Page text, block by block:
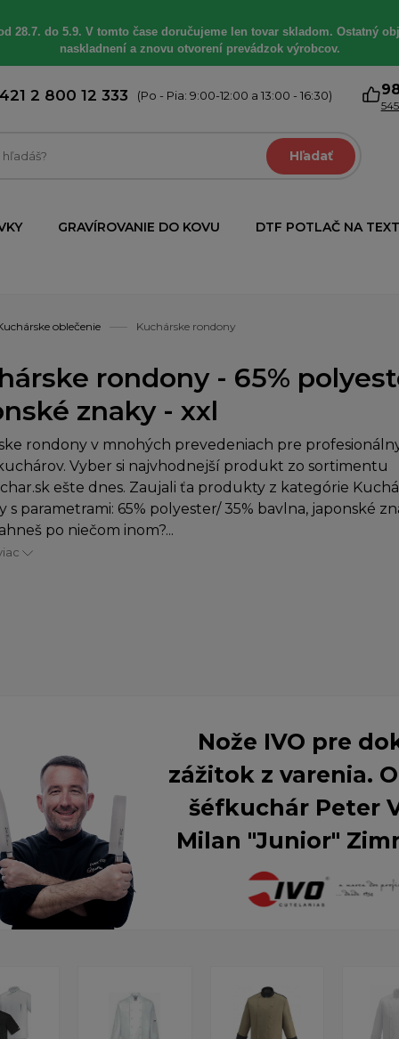
28.7. do 5.9. V tomto čase doručujeme len tovar skladom. Ostatný
naskladnení a znovu otvorení prevádzok výrobcov.
2 800 12 333 (Po - Pia: 9:00-12:00 a 13:00 - 16:30)
Hľadať
GRAVÍROVANIE DO KOVU DTF POTLAČ NA
oblečenie Kuchárske rondony
rondony - 65%
znaky - xxl
rondony v mnohých prevedeniach pre
Vyber si najvhodnejší produkt zo sortimentu
ešte dnes. Zaujali ťa produkty z kategórie
s parametrami: 65% polyester/ 35% bavlna, japonské
po niečom inom?...
Nože IVO pre
zážitok z varenia.
šéfkuchár Peter
Milan "Junior"